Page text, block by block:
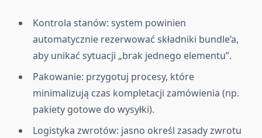
Kontrola stanów: system powinien
automatycznie rezerwować składniki bundle’a,
aby unikać sytuacji „brak jednego elementu”.
Pakowanie: przygotuj procesy, które
minimalizują czas kompletacji zamówienia (np.
pakiety gotowe do wysyłki).
Logistyka zwrotów: jasno określ zasady zwrotu